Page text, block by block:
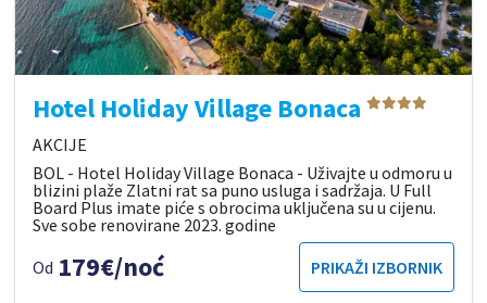
Hotel Holiday Village Bonaca
AKCIJE
BOL - Hotel Holiday Village Bonaca - Uživajte u odmoru u
blizini plaže Zlatni rat sa puno usluga i sadržaja. U Full
Board Plus imate piće s obrocima uključena su u cijenu.
Sve sobe renovirane 2023. godine
Od 179€/noć PRIKAŽI IZBORNIK